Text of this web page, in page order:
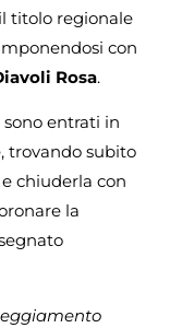
titolo regionale
con
Rosa.
sono entrati in
trovando subito
chiuderla con
la